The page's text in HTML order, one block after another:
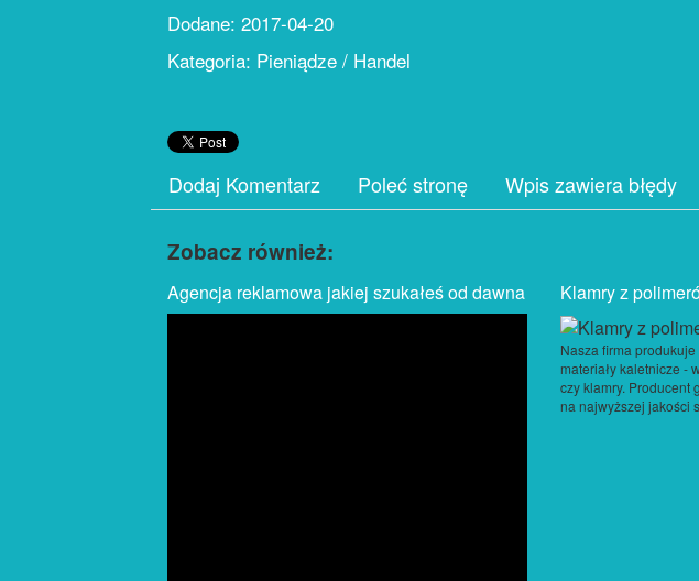
Dodane: 2017-04-20
Kategoria: Pieniądze / Handel
Dodaj Komentarz Poleć stronę Wpis zawiera błędy
Zobacz również:
Agencja reklamowa jakiej szukałeś od dawna Klamry z
Nasza firma
materiały kaletnicze -
czy klamry. Producent
na najwyższej jakości